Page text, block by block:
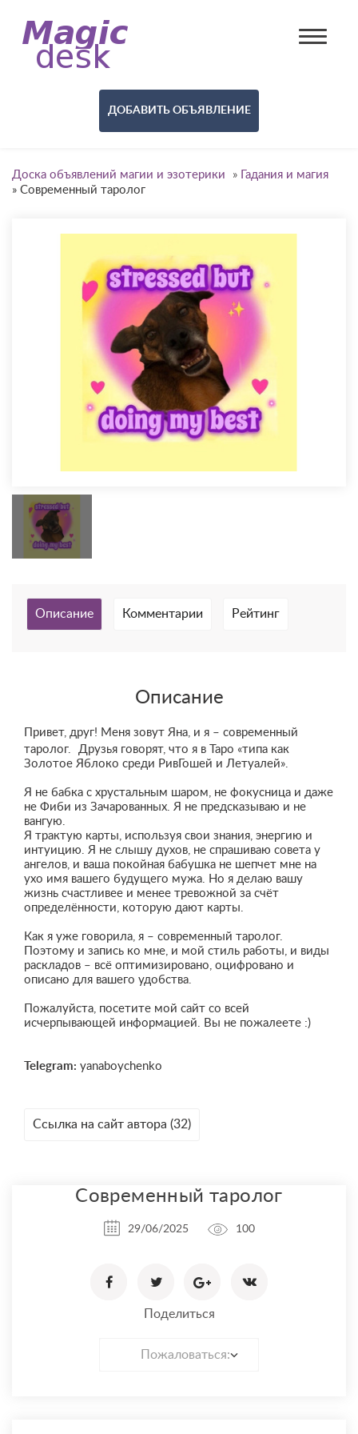
ДОБАВИТЬ ОБЪЯВЛЕНИЕ
Доска объявлений магии и эзотерики »
Гадания и магия
» Современный таролог
Описание Комментарии Рейтинг
Описание
Привет, друг! Меня зовут Яна, и я – современный
таролог. Друзья говорят, что я в Таро «типа как
Золотое Яблоко среди РивГошей и Летуалей».
Я не бабка с хрустальным шаром, не фокусница и даже
не Фиби из Зачарованных. Я не предсказываю и не
вангую.
Я трактую карты, используя свои знания, энергию и
интуицию. Я не слышу духов, не спрашиваю совета у
ангелов, и ваша покойная бабушка не шепчет мне на
ухо имя вашего будущего мужа. Но я делаю вашу
жизнь счастливее и менее тревожной за счёт
определённости, которую дают карты.
Как я уже говорила, я – современный таролог.
Поэтому и запись ко мне, и мой стиль работы, и виды
раскладов – всё оптимизировано, оцифровано и
описано для вашего удобства.
Пожалуйста, посетите мой сайт со всей
исчерпывающей информацией. Вы не пожалеете :)
Telegram: yanaboychenko
Ссылка на сайт автора (32)
Современный таролог
29/06/2025 100
Поделиться
Пожаловаться: